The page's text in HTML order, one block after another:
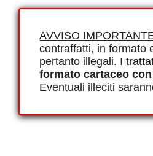
AVVISO
contraffatti, in formato
pertanto illegali. I
formato cartaceo
Eventuali illeciti